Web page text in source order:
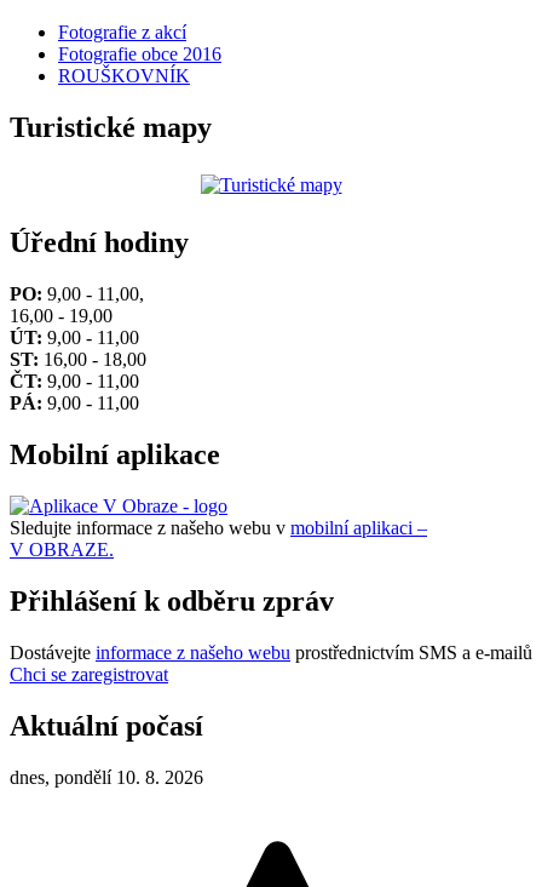
Fotografie z akcí
Fotografie obce 2016
ROUŠKOVNÍK
Turistické mapy
Úřední hodiny
PO: 9,00 - 11,00,
16,00 - 19,00
ÚT: 9,00 - 11,00
ST: 16,00 - 18,00
ČT: 9,00 - 11,00
PÁ: 9,00 - 11,00
Mobilní aplikace
Sledujte informace z našeho webu v mobilní aplikaci –
V OBRAZE.
Přihlášení k odběru zpráv
Dostávejte informace z našeho webu prostřednictvím SMS a e-mailů
Chci se zaregistrovat
Aktuální počasí
dnes, pondělí 10. 8. 2026